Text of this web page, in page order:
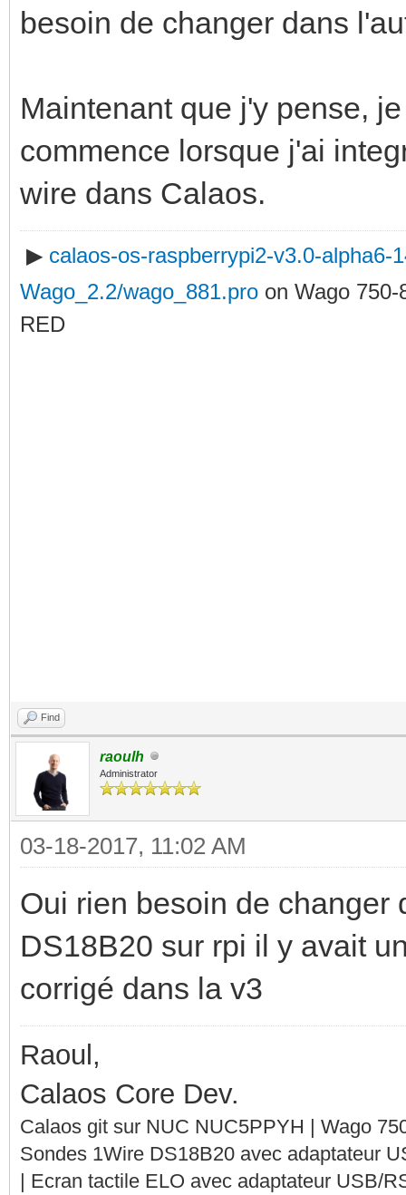
besoin de changer dans
Maintenant que j'y pense,
commence lorsque j'ai
wire dans Calaos.
▶ calaos-os-raspberrypi2-v3.0-alpha6-
Wago_2.2/wago_881.pro on Wago 750-
RED
Find
raoulh
Administrator
03-18-2017, 11:02 AM
Oui rien besoin de changer
DS18B20 sur rpi il y avait
corrigé dans la v3
Raoul,
Calaos Core Dev.
Calaos git sur NUC NUC5PPYH | Wago
Sondes 1Wire DS18B20 avec adaptateur
| Ecran tactile ELO avec adaptateur USB/